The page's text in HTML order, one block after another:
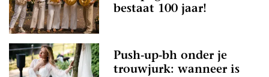
bestaat 100 jaar!
Push-up-bh onder je
trouwjurk: wanneer is